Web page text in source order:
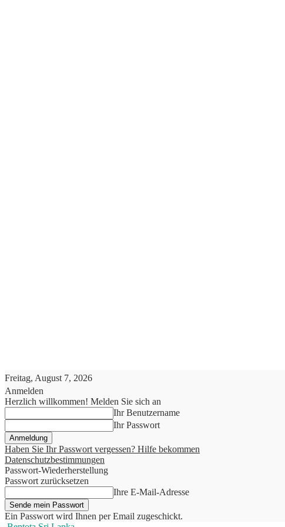
Freitag, August 7, 2026
Anmelden
Herzlich willkommen! Melden Sie sich an
Ihr Benutzername
Ihr Passwort
Haben Sie Ihr Passwort vergessen? Hilfe bekommen
Datenschutzbestimmungen
Passwort-Wiederherstellung
Passwort zurücksetzen
Ihre E-Mail-Adresse
Ein Passwort wird Ihnen per Email zugeschickt.